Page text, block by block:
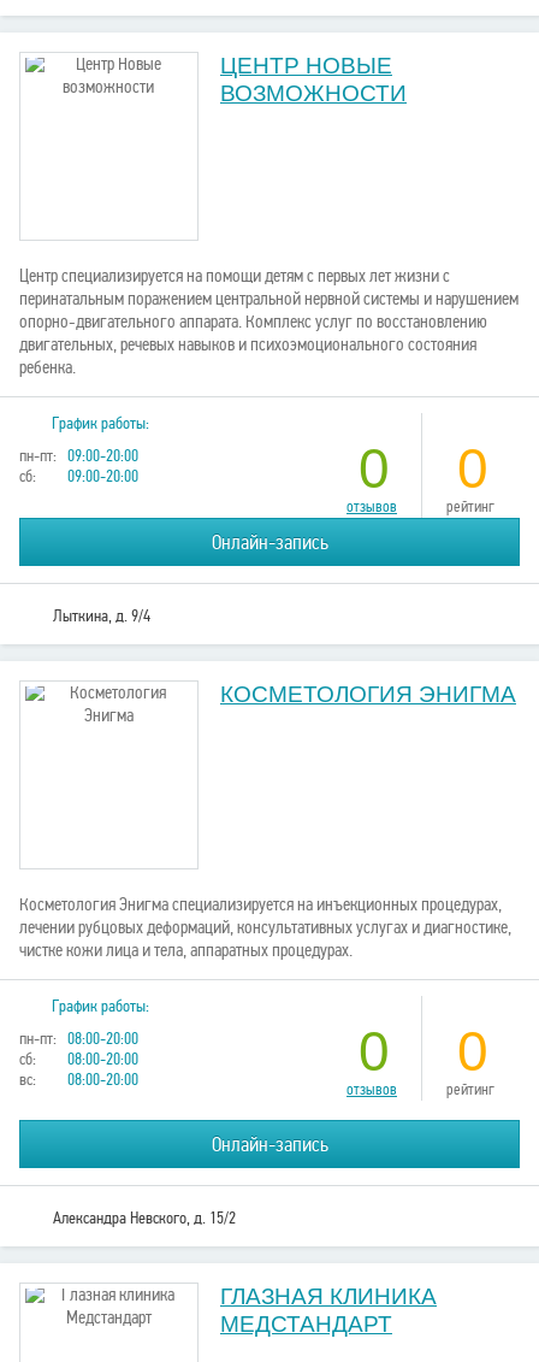
ЦЕНТР НОВЫЕ
ВОЗМОЖНОСТИ
Центр специализируется на помощи детям с первых лет жизни с
перинатальным поражением центральной нервной системы и нарушением
опорно-двигательного аппарата. Комплекс услуг по восстановлению
двигательных, речевых навыков и психоэмоционального состояния
ребенка.
График работы:
пн-пт: 09:00-20:00
сб:
09:00-20:00 0
отзывов
0
рейтинг
Онлайн-запись
Лыткина, д. 9/4
КОСМЕТОЛОГИЯ ЭНИГМА
Косметология Энигма специализируется на инъекционных процедурах,
лечении рубцовых деформаций, консультативных услугах и диагностике,
чистке кожи лица и тела, аппаратных процедурах.
График работы:
пн-пт: 08:00-20:00
сб:
08:00-20:00
вс:
08:00-20:00 0
отзывов
0
рейтинг
Онлайн-запись
Александра Невского, д. 15/2
ГЛАЗНАЯ КЛИНИКА
МЕДСТАНДАРТ